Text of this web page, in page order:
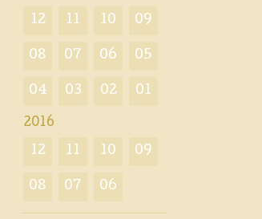
12 11 10 09
08 07 06 05
04 03 02 01
2016
12 11 10 09
08 07 06